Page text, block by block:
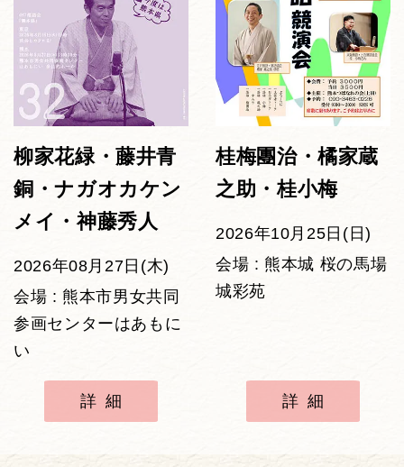
柳家花緑・藤井青
銅・ナガオカケン
メイ・神藤秀人
2026年08月27日(木)
会場 : 熊本市男女共同
参画センターはあもに
い
詳細
桂梅團治・橘家蔵
之助・桂小梅
2026年10月25日(日)
会場 : 熊本城 桜の馬場
城彩苑
詳細